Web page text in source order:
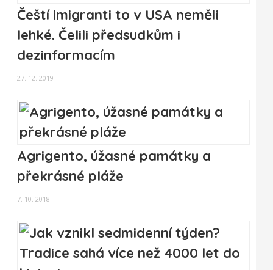
Čeští imigranti to v USA neměli
lehké. Čelili předsudkům i
dezinformacím
27. 12. 2019
Agrigento, úžasné památky a
překrásné pláže
7. 10. 2018